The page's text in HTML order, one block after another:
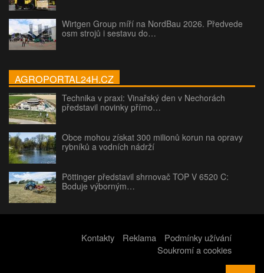
Wirtgen Group míří na NordBau 2026. Předvede
osm strojů i sestavu do…
AGROPORTAL24H.CZ
Technika v praxi: Vinařský den v Nechorách
představil novinky přímo…
Obce mohou získat 300 milionů korun na opravy
rybníků a vodních nádrží
Pöttinger představil shrnovač TOP V 6520 C:
Boduje výborným…
Kontakty Reklama
Podmínky užívání
Soukromí a cookies